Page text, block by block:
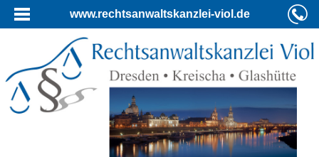
www.rechtsanwaltskanzlei-viol.de